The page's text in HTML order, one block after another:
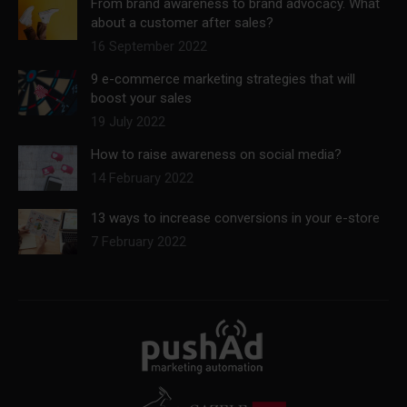
From brand awareness to brand advocacy. What
about a customer after sales?
16 September 2022
9 e-commerce marketing strategies that will
boost your sales
19 July 2022
How to raise awareness on social media?
14 February 2022
13 ways to increase conversions in your e-store
7 February 2022